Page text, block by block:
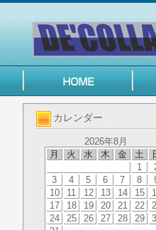
カレンダー
2026年8月
月
火 水 木 金 土
1
3
4 5 6 7 8
10
11 12 13 14 15
17
18 19 20 21 22
24
25 26 27 28 29